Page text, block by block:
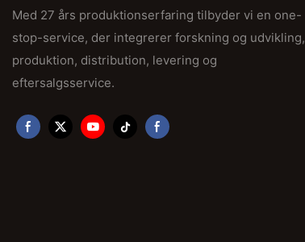
Med 27 års produktionserfaring tilbyder vi en one-
stop-service, der integrerer forskning og udvikling,
produktion, distribution, levering og
eftersalgsservice.